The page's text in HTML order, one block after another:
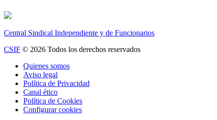
Central Sindical Independiente y de Funcionarios
CSIF © 2026 Todos los derechos reservados
Quienes somos
Aviso legal
Política de Privacidad
Canal ético
Política de Cookies
Configurar cookies